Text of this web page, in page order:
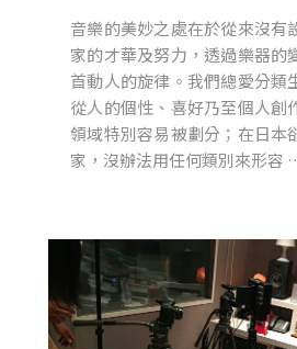
音樂的美妙之處在於從來沒有
家的才華及努力，透過樂器的
首動人的旋律。我們總愛分類
從人的個性、喜好乃至個人創
領域特別容易被劃分；在日本
家，沒辦法用任何類別來形